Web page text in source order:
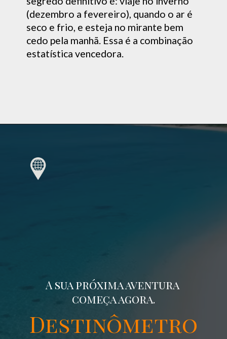
(dezembro a fevereiro), quando o ar é
seco e frio, e esteja no mirante bem
cedo pela manhã. Essa é a combinação
estatística vencedora.
Destinômetro
A sua próxima aventura
começa agora.